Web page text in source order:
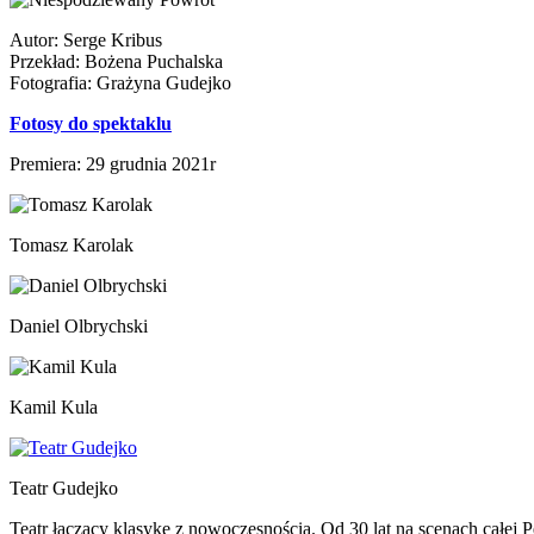
Autor: Serge Kribus
Przekład: Bożena Puchalska
Fotografia: Grażyna Gudejko
Fotosy do spektaklu
Premiera: 29 grudnia 2021r
Tomasz Karolak
Daniel Olbrychski
Kamil Kula
Teatr Gudejko
Teatr łączący klasykę z nowoczesnością. Od 30 lat na scenach całej